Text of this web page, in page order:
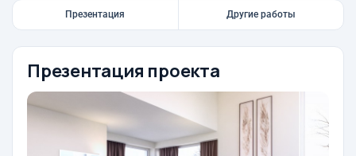
Презентация Другие работы
Презентация проекта